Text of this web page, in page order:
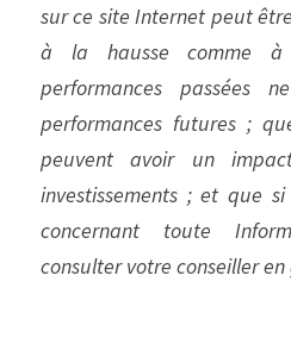
sur ce site Internet peut
à la hausse comme
performances passées
performances futures ;
peuvent avoir un
investissements ; et que
concernant toute
consulter votre conseiller